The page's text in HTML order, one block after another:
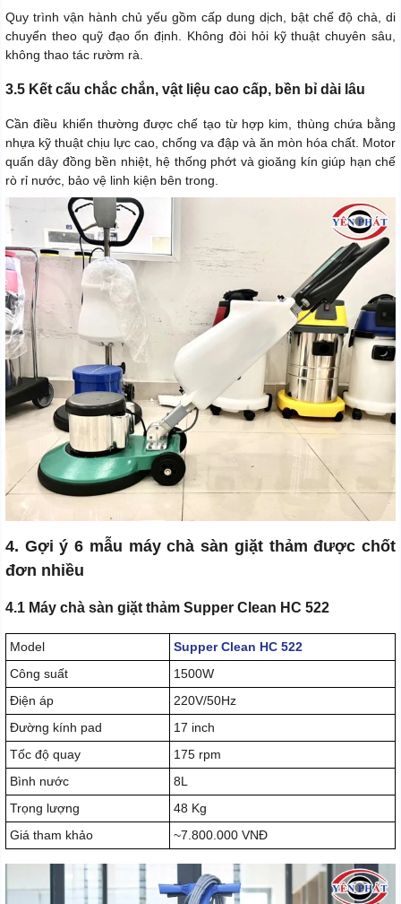
Quy trình vận hành chủ yếu gồm cấp dung dịch, bật chế độ chà, di
chuyển theo quỹ đạo ổn định. Không đòi hỏi kỹ thuật chuyên sâu,
không thao tác rườm rà.
3.5 Kết cấu chắc chắn, vật liệu cao cấp, bền bỉ dài lâu
Cần điều khiển thường được chế tạo từ hợp kim, thùng chứa bằng
nhựa kỹ thuật chịu lực cao, chống va đập và ăn mòn hóa chất. Motor
quấn dây đồng bền nhiệt, hệ thống phớt và gioăng kín giúp hạn chế
rò rỉ nước, bảo vệ linh kiện bên trong.
4. Gợi ý 6 mẫu máy chà sàn giặt thảm được chốt
đơn nhiều
4.1 Máy chà sàn giặt thảm Supper Clean HC 522
Model
Supper Clean HC 522
Công suất
1500W
Điện áp
220V/50Hz
Đường kính pad
17 inch
Tốc độ quay
175 rpm
Bình nước
8L
Trọng lượng
48 Kg
Giá tham khảo
~7.800.000 VNĐ